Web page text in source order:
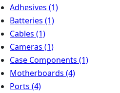
Adhesives (1)
Batteries (1)
Cables (1)
Cameras (1)
Case Components (1)
Motherboards (4)
Ports (4)